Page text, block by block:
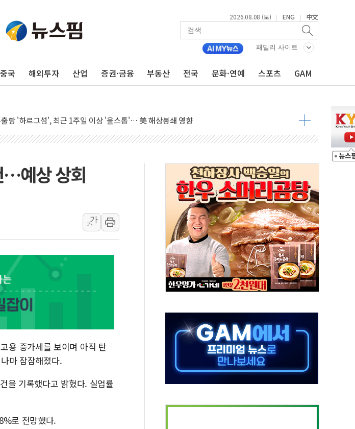
2026.08.08 (토) | ENG | 中文
패밀리 사이트
국 해외투자 산업 증권·금융 부동산 전국 문화·연예 스포츠 GAM
상 밖 부진에 연준 금리 인상 가능성 낮아지며 상승… STOXX 600 지수는 나흘 연속 최고치
꺾이나…고용 감소에 9월 동결 전망 우세
증 행정명령 검토…"이르면 다음 주"
무도회장 공사 중단 명령…트럼프 제동
화 장중 급등…시장은 "또 개입했나" 촉각
반도체주 프리뷰...美 고용 쇼크에 반도체주 '활짝'
2만3000명 감소 '쇼크'…9월 금리 인상 기대 후퇴
3개국, 공동방위협정 체결
특징주...아틀라시안·클라우드플레어·태양광주↑ VS 트레이드데스크·웬디스↓
와 MOU… "6·25 미군 실종자 7359명 끝까지 찾겠다"
야"…파월 때와 달리 워시엔 톤 낮춰
항시 정책특보 내정설...포항시 '시끌'
한민국 다음 100년 밑거름…수도권 집중 완화 전환점"
마라톤 부동산 2차 회의' 주재… "전폭적 공급 확대·속도전 총력"
리실리콘 관세 15% 부과…美 태양광주 급등
도안의 만남
고지도자 위독…곧 사망해도 놀랍지 않아"
…예상 상회
가
가
용 증가세를 보이며 아직 탄
마 잠잠해졌다.
을 기록했다고 밝혔다. 실업률
로 전망했다.